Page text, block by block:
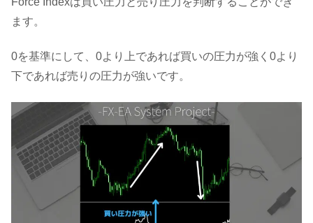
ます。
0を基準にして、0より上であれば買いの圧力が強く0より
下であれば売りの圧力が強いです。